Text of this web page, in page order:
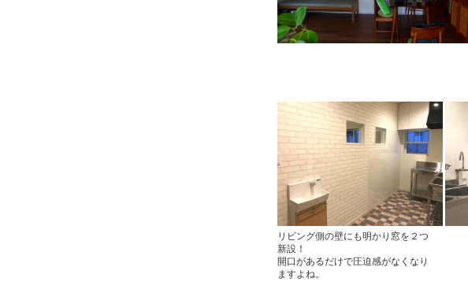
リビング側の壁にも明かり窓を２つ
新設！
開口があるだけで圧迫感がなくなり
ますよね。